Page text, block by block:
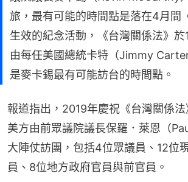
旅，最有可能的時間點是落在4月間
生效的紀念活動，《台灣關係法》
由每任美國總統卡特（Jimmy
是麥卡錫最有可能訪台的時間點。
報道指出，2019年慶祝《台灣關係法
美方由前眾議院議長保羅．萊恩（
大陣仗訪團，包括4位眾議員、12位
員、8位地方政府官員與前官員。